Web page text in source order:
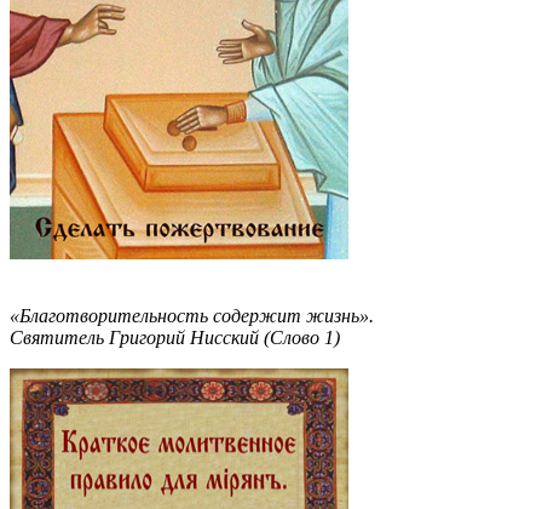
«Благотворительность содержит жизнь».
Святитель Григорий Нисский (Слово 1)